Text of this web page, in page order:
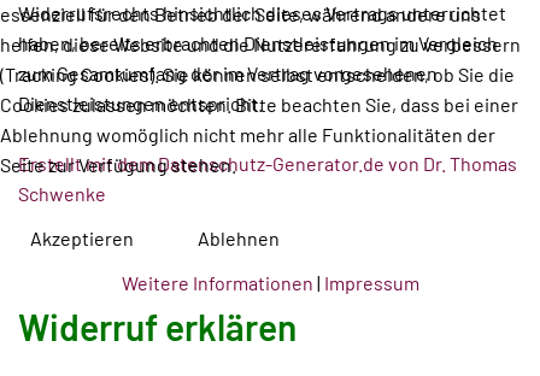
Widerrufsrechts hinsichtlich dieses Vertrags unterrichtet
haben, bereits erbrachten Dienstleistungen im Vergleich
zum Gesamtumfang der im Vertrag vorgesehenen
Dienstleistungen entspricht.
Erstellt mit dem Datenschutz-Generator.de von Dr. Thomas
Schwenke
Widerruf erklären
essenziell für den Betrieb der Seite, während andere uns
helfen, diese Website und die Nutzererfahrung zu verbessern
(Tracking Cookies). Sie können selbst entscheiden, ob Sie die
Cookies zulassen möchten. Bitte beachten Sie, dass bei einer
Ablehnung womöglich nicht mehr alle Funktionalitäten der
Seite zur Verfügung stehen.
Akzeptieren
Ablehnen
Weitere Informationen | Impressum